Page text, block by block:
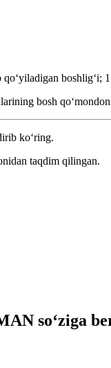
boshligʻi;
bosh
ko‘ring.
taqdim qilingan.
so‘ziga